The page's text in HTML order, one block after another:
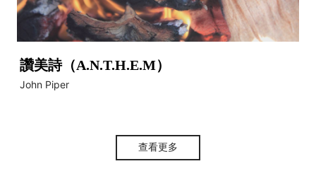
讚美詩（A.N.T.H.E.M）
John Piper
查看更多